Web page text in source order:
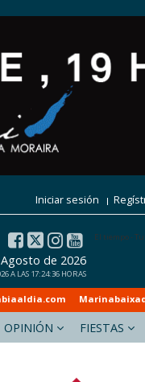
Iniciar sesión
El tiempo -
de 2026
A LAS 17:24:36 HORAS
OPINIÓN FIESTAS